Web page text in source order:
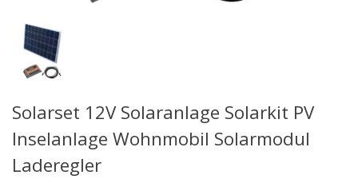
Solarset 12V Solaranlage Solarkit PV
Inselanlage Wohnmobil Solarmodul
Laderegler